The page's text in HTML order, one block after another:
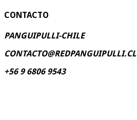
CONTACTO
PANGUIPULLI-CHILE
CONTACTO@REDPANGUIPULLI.CL
+56 9 6806 9543